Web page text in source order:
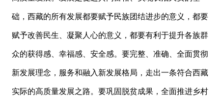
础，西藏的所有发展都要赋予民族团结进步的意义，都要
赋予改善民生、凝聚人心的意义，都要有利于提升各族群
众的获得感、幸福感、安全感。要完整、准确、全面贯彻
新发展理念，服务和融入新发展格局，走出一条符合西藏
实际的高质量发展之路。要巩固脱贫成果，全面推进乡村